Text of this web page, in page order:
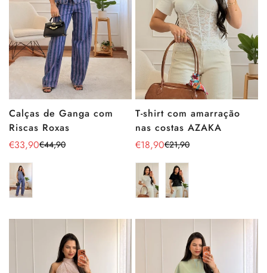
Calças de Ganga com
Riscas Roxas
Preço
de
venda
€33,90
Preço
regular
€44,90
T-shirt com amarração
nas costas AZAKA
Preço
de
venda
€18,90
Preço
regular
€21,90